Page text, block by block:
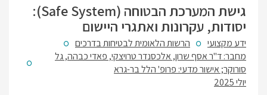
גישת המערכת הבטוחה (Safe System):
יסודות, עקרונות ואתגרי היישום
ידע מקצועי
הרשות הלאומית לבטיחות בדרכים
מחבר: ד"ר אסף שרון, אלכסנדר טרויצקי, פאדי כבהה, גל
סורוקר; אישור מדעי: פרופ' הלל בר-גרא
יולי 2025